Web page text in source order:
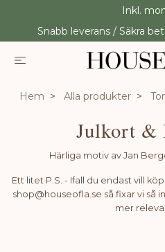
Inkl.
Snabb leverans / Säkra
Hem Alla produkter
Julkort &
Härliga motiv av Jan
Ett litet P.S. - Ifall du endast vill
shop@houseofla.se så fixar vi så
mer